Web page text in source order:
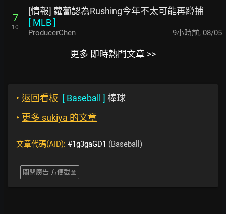
7
10
[情報] 蘿蔔認為Rushing今年不太可能再蹲捕
[ MLB]
ProducerChen 9小時前, 08/05
更多 即時熱門文章 >>
‣ 返回看板 [ Baseball ] 棒球
‣ 更多 sukiya 的文章
文章代碼(AID): #1g3gaGD1 (Baseball)
關閉廣告 方便截圖